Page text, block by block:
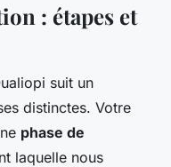
: étapes et
suit un
distinctes. Votre
phase de
laquelle nous